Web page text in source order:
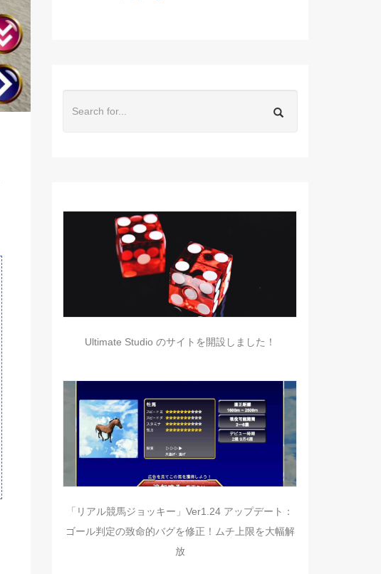
Ultimate Studio のサイトを開設しました！
「リアル競馬ジョッキー」Ver1.24 アップデート：
ゴール判定の致命的バグを修正！ムチ上限を大幅解
放